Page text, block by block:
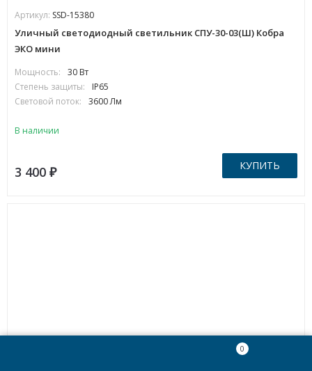
Артикул: SSD-15380
Уличный светодиодный светильник СПУ-30-03(Ш) Кобра
ЭКО мини
Мощность:
30 Вт
Степень защиты:
IP65
Световой поток:
3600 Лм
В наличии
3 400 ₽ КУПИТЬ
0